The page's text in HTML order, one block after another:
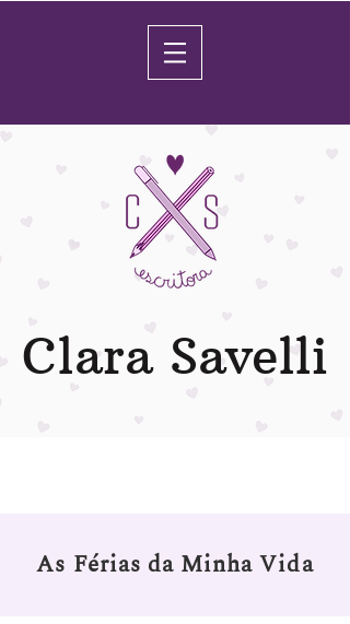
Clara Savelli
As Férias da Minha Vida